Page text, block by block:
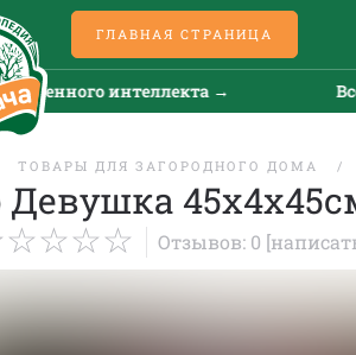
ГЛАВНАЯ СТРАНИЦА
интеллекта →
ТОВАРЫ ДЛЯ ЗАГОРОДНОГО ДОМА
Отзывов: 0